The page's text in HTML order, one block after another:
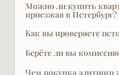
Можно ли купить
приезжая в Петербург?
Да, мы регулярно работаем
разных городов. И Москвы
Саха-Якутии,
сопровождаем сделку
Как вы проверяете
За проверкой объекта мы
юридические и страховые
делается
Берёте ли вы
При покупке в новых
Чем покупка элитного